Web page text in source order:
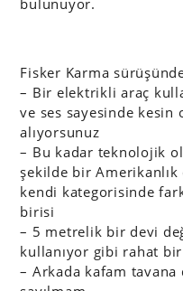
bulunuyor.
Fisker Karma
– Bir elektrikli araç
ve ses sayesinde
alıyorsunuz
– Bu kadar teknolojik
şekilde bir
kendi kategorisinde
birisi
– 5 metrelik bir devi
kullanıyor gibi rahat
– Arkada kafam